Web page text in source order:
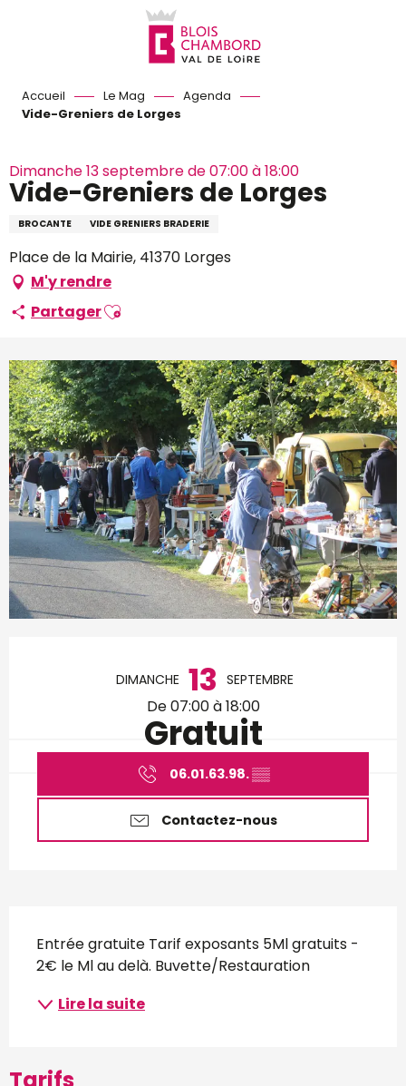
Accueil Le Mag
Agenda
Vide-Greniers de Lorges
Dimanche 13 septembre de 07:00 à 18:00
Vide-Greniers de Lorges
BROCANTE VIDE GRENIERS BRADERIE
Place de la Mairie, 41370 Lorges
M'y rendre
PartagerAjouter aux favoris
Ouverture et coordonnées
DIMANCHE 13 SEPTEMBRE
De 07:00 à 18:00
Gratuit
06.01.63.98.▒▒
Contactez-nous
Description
Entrée gratuite Tarif exposants 5Ml gratuits -
2€ le Ml au delà. Buvette/Restauration
Lire la suite
Tarifs